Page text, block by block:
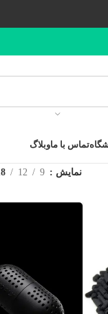
تماس با ماوبلاگ
نمایش 9
12